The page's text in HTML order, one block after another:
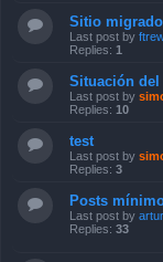
Sitio
Last post by
Replies: 1
Situación del
Last post by
Replies: 10
test
Last post by
Replies: 3
Posts
Last post by
Replies: 33